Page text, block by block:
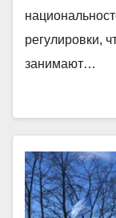
регулировки,
занимают…